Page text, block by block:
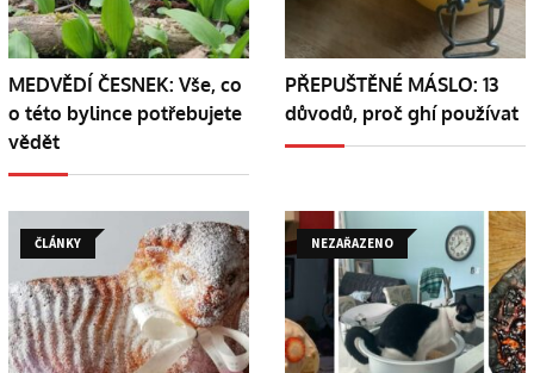
MEDVĚDÍ ČESNEK: Vše, co
o této bylince potřebujete
vědět
PŘEPUŠTĚNÉ MÁSLO: 13
důvodů, proč ghí používat
ČLÁNKY NEZAŘAZENO